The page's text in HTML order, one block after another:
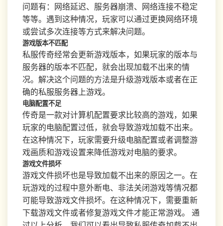
问题有：网络延迟、服务器崩溃、网络连接不稳定
等等。遇到这种情况，玩家可以通过更换网络环境
或尝试多次连接等方式来解决问题。
游戏版本不匹配
私服传奇经常会更新游戏版本，如果玩家的版本与
服务器的版本不匹配，就会出现加载不出来的情
况。解决这个问题的方法是升级游戏版本或者在正
确的私服服务器上游戏。
电脑配置不足
传奇是一款对计算机配置要求比较高的游戏，如果
玩家的电脑配置过低，就会导致游戏加载不出来。
在这种情况下，玩家需要升级电脑配置或者调整游
戏画质和游戏设置来降低游戏对电脑的要求。
游戏文件损坏
游戏文件损坏也是导致加载不出来的原因之一。在
玩游戏的过程中意外断电、非法关闭游戏等情况都
可能导致游戏文件损坏。在这种情况下，需要重新
下载游戏文件或者修复游戏文件才能正常游戏。 通